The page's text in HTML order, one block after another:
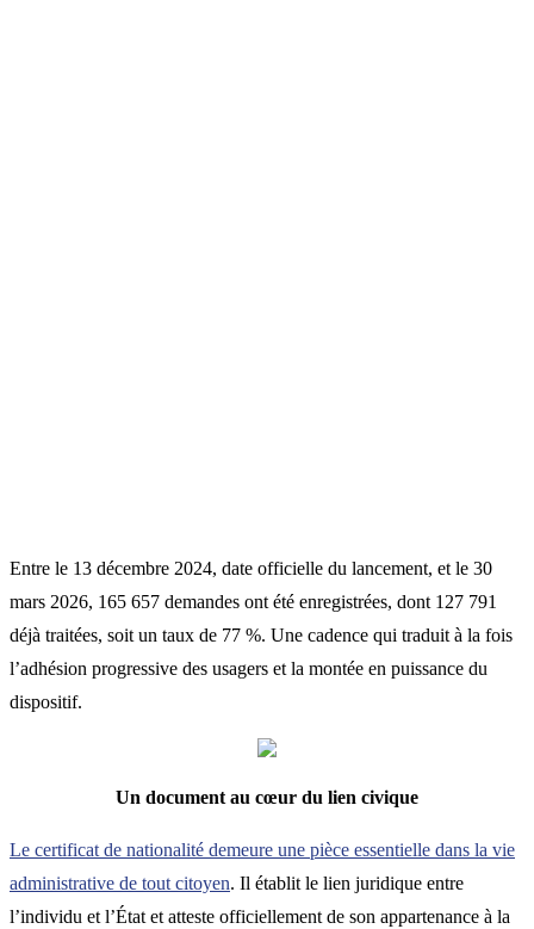
Entre le 13 décembre 2024, date officielle du lancement, et le 30
mars 2026, 165 657 demandes ont été enregistrées, dont 127 791
déjà traitées, soit un taux de 77 %. Une cadence qui traduit à la fois
l’adhésion progressive des usagers et la montée en puissance du
dispositif.
Un document au cœur du lien civique
Le certificat de nationalité demeure une pièce essentielle dans la vie
administrative de tout citoyen. Il établit le lien juridique entre
l’individu et l’État et atteste officiellement de son appartenance à la